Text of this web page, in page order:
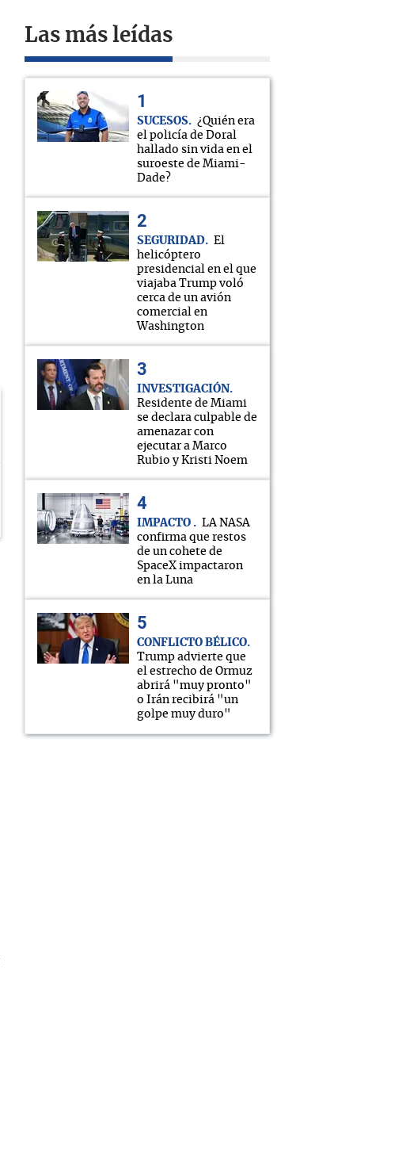
Las más leídas
SUCESOS
¿Quién era
el policía de Doral
hallado sin vida en el
suroeste de Miami-
Dade?
SEGURIDAD
El
helicóptero
presidencial en el que
viajaba Trump voló
cerca de un avión
comercial en
Washington
INVESTIGACIÓN
Residente de Miami
se declara culpable de
amenazar con
ejecutar a Marco
Rubio y Kristi Noem
IMPACTO
LA NASA
confirma que restos
de un cohete de
SpaceX impactaron
en la Luna
CONFLICTO BÉLICO
Trump advierte que
el estrecho de Ormuz
abrirá "muy pronto"
o Irán recibirá "un
golpe muy duro"